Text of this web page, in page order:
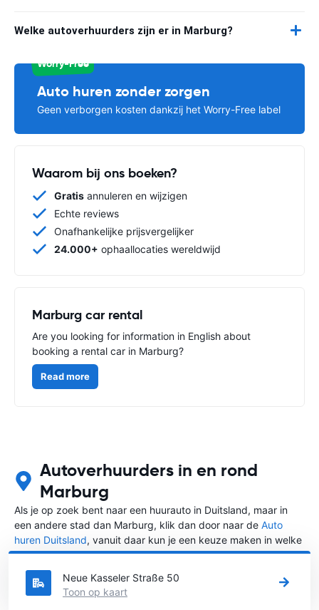
Welke autoverhuurders zijn er in Marburg?
Worry-Free
Auto huren zonder zorgen
Geen verborgen kosten dankzij het Worry-Free label
Waarom bij ons boeken?
Gratis annuleren en wijzigen
Echte reviews
Onafhankelijke prijsvergelijker
24.000+ ophaallocaties wereldwijd
Marburg car rental
Are you looking for information in English about
booking a rental car in Marburg?
Read more
Autoverhuurders in en rond
Marburg
Als je op zoek bent naar een huurauto in Duitsland, maar in
een andere stad dan Marburg, klik dan door naar de Auto
huren Duitsland, vanuit daar kun je een keuze maken in welke
stad in Duitsland je een auto huren wilt.
Neue Kasseler Straße 50
Toon op kaart